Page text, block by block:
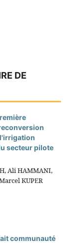
DE
secteur pilote
Ali HAMMANI,
KUPER
communauté